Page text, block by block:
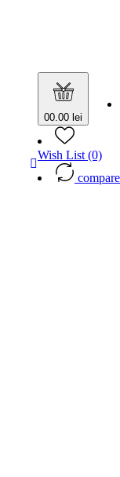
00.00 lei
Wish List (0)
compare